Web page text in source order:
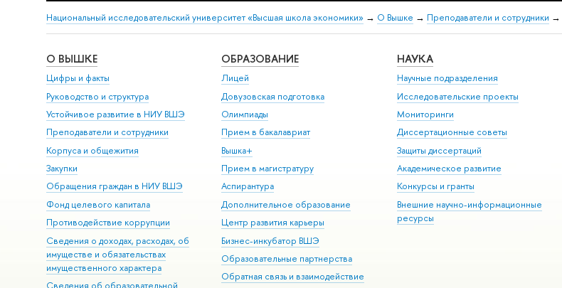
Национальный исследовательский университет «Высшая школа экономики» → О Вышке → Преподаватели и сотрудники →
О ВЫШКЕ
Цифры и факты
Руководство и структура
Устойчивое развитие в НИУ ВШЭ
Преподаватели и сотрудники
Корпуса и общежития
Закупки
Обращения граждан в НИУ ВШЭ
Фонд целевого капитала
Противодействие коррупции
Сведения о доходах, расходах, об
имуществе и обязательствах
имущественного характера
Сведения об образовательной
ОБРАЗОВАНИЕ
Лицей
Довузовская подготовка
Олимпиады
Прием в бакалавриат
Вышка+
Прием в магистратуру
Аспирантура
Дополнительное образование
Центр развития карьеры
Бизнес-инкубатор ВШЭ
Образовательные партнерства
Обратная связь и взаимодействие
НАУКА
Научные подразделения
Исследовательские проекты
Мониторинги
Диссертационные советы
Защиты диссертаций
Академическое развитие
Конкурсы и гранты
Внешние научно-информационные
ресурсы